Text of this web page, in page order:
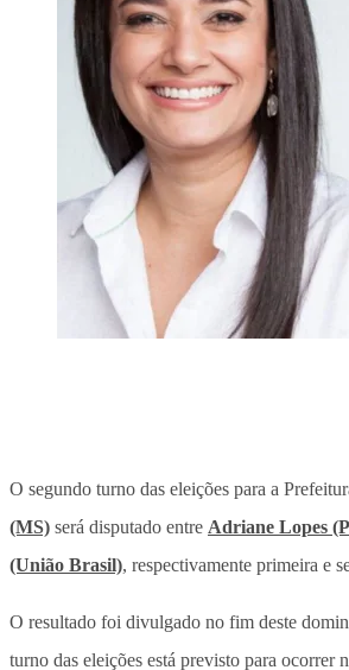
O segundo turno das eleições para a
(MS) será disputado entre Adriane Lopes
(União Brasil), respectivamente primeira e
O resultado foi divulgado no fim deste
turno das eleições está previsto para ocorrer